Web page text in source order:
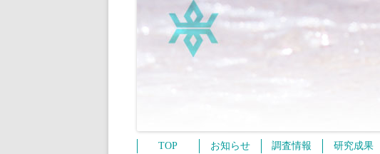
TOP お知らせ 調査情報 研究成果